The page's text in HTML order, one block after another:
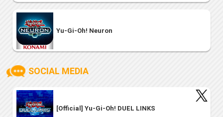
Yu-Gi-Oh! Neuron
SOCIAL MEDIA
[Official] Yu-Gi-Oh! DUEL LINKS